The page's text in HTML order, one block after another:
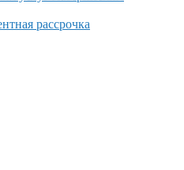
рассрочка